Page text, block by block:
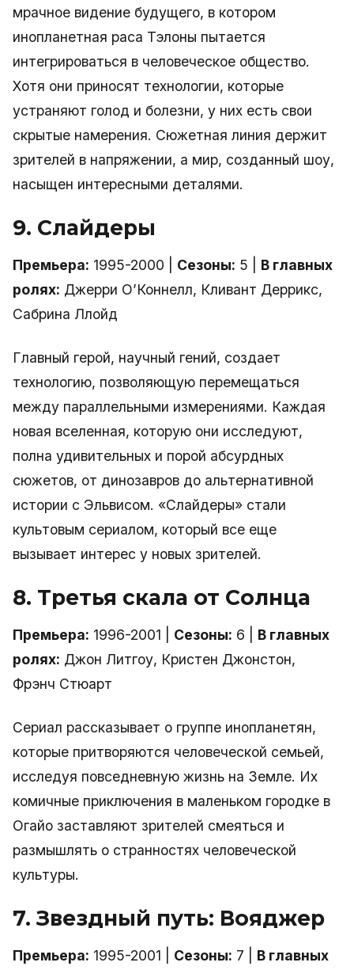
мрачное видение будущего, в котором
инопланетная раса Тэлоны пытается
интегрироваться в человеческое общество.
Хотя они приносят технологии, которые
устраняют голод и болезни, у них есть свои
скрытые намерения. Сюжетная линия держит
зрителей в напряжении, а мир, созданный шоу,
насыщен интересными деталями.
9. Слайдеры
Премьера: 1995-2000 | Сезоны: 5 | В главных
ролях: Джерри О’Коннелл, Кливант Деррикс,
Сабрина Ллойд
Главный герой, научный гений, создает
технологию, позволяющую перемещаться
между параллельными измерениями. Каждая
новая вселенная, которую они исследуют,
полна удивительных и порой абсурдных
сюжетов, от динозавров до альтернативной
истории с Эльвисом. «Слайдеры» стали
культовым сериалом, который все еще
вызывает интерес у новых зрителей.
8. Третья скала от Солнца
Премьера: 1996-2001 | Сезоны: 6 | В главных
ролях: Джон Литгоу, Кристен Джонстон,
Фрэнч Стюарт
Сериал рассказывает о группе инопланетян,
которые притворяются человеческой семьей,
исследуя повседневную жизнь на Земле. Их
комичные приключения в маленьком городке в
Огайо заставляют зрителей смеяться и
размышлять о странностях человеческой
культуры.
7. Звездный путь: Вояджер
Премьера: 1995-2001 | Сезоны: 7 | В главных